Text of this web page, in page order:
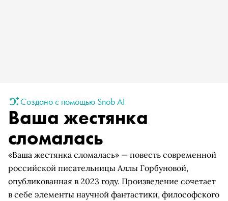
Создано с помощью Snob AI
Ваша жестянка
сломалась
«Ваша жестянка сломалась» — повесть современной
российской писательницы Аллы Горбуновой,
опубликованная в 2023 году. Произведение сочетает
в себе элементы научной фантастики, философского